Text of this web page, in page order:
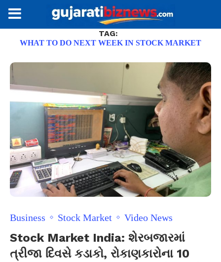
TAG:
WHAT TO DO NEXT WEEK IN STOCK MARKET
Business Stock Market Video News
Stock Market India: શેરબજારમાં
ત્રીજા દિવસે કડાકો, રોકાણકારોના 10